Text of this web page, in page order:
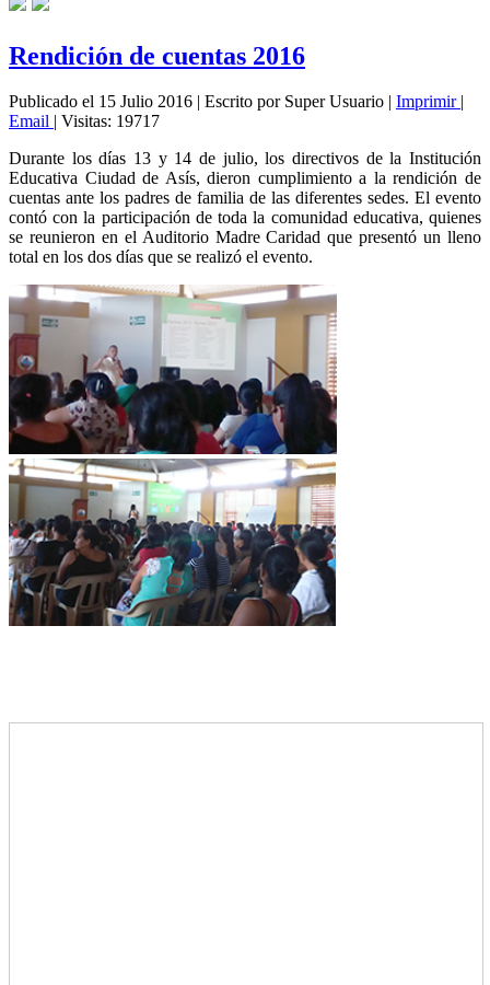
Rendición de cuentas 2016
Publicado el 15 Julio 2016 | Escrito por Super Usuario | Imprimir |
Email | Visitas: 19717
Durante los días 13 y 14 de julio, los directivos de la Institución
Educativa Ciudad de Asís, dieron cumplimiento a la rendición de
cuentas ante los padres de familia de las diferentes sedes. El evento
contó con la participación de toda la comunidad educativa, quienes
se reunieron en el Auditorio Madre Caridad que presentó un lleno
total en los dos días que se realizó el evento.